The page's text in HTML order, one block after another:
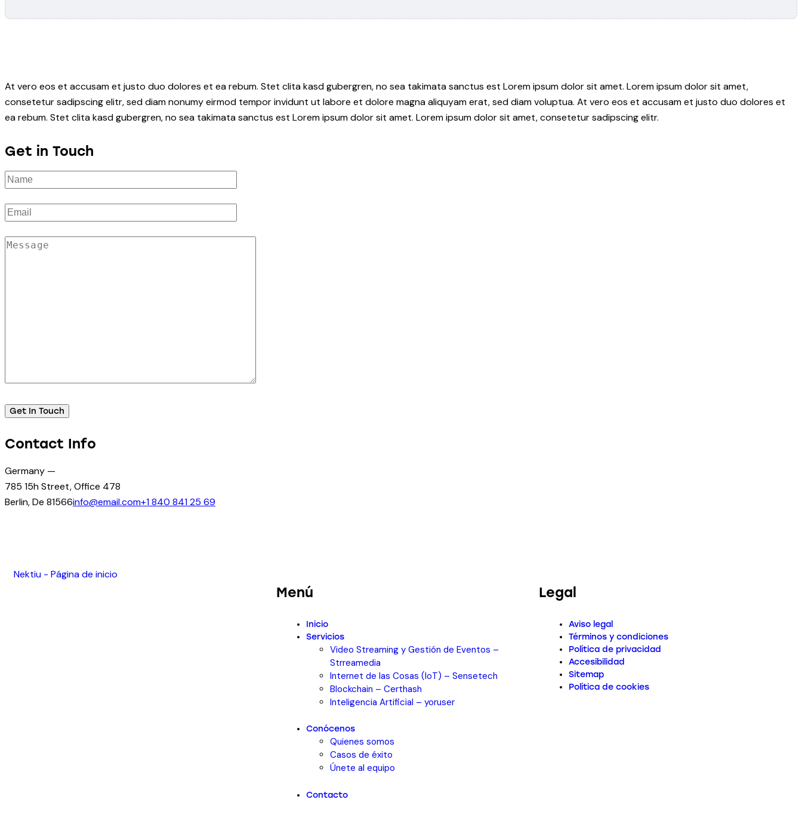
At vero eos et accusam et justo duo dolores et ea rebum. Stet clita kasd gubergren, no sea takimata sanctus est Lorem ipsum dolor sit amet. Lorem ipsum dolor sit amet,
consetetur sadipscing elitr, sed diam nonumy eirmod tempor invidunt ut labore et dolore magna aliquyam erat, sed diam voluptua. At vero eos et accusam et justo duo dolores et
ea rebum. Stet clita kasd gubergren, no sea takimata sanctus est Lorem ipsum dolor sit amet. Lorem ipsum dolor sit amet, consetetur sadipscing elitr.
Get in Touch
Contact Info
Germany —
785 15h Street, Office 478
Berlin, De 81566info@email.com+1 840 841 25 69
Menú
Inicio
Servicios
Video Streaming y Gestión de Eventos –
Strreamedia
Internet de las Cosas (IoT) – Sensetech
Blockchain – Certhash
Inteligencia Artificial – yoruser
Conócenos
Quienes somos
Casos de éxito
Únete al equipo
Contacto
Legal
Aviso legal
Términos y condiciones
Política de privacidad
Accesibilidad
Sitemap
Política de cookies